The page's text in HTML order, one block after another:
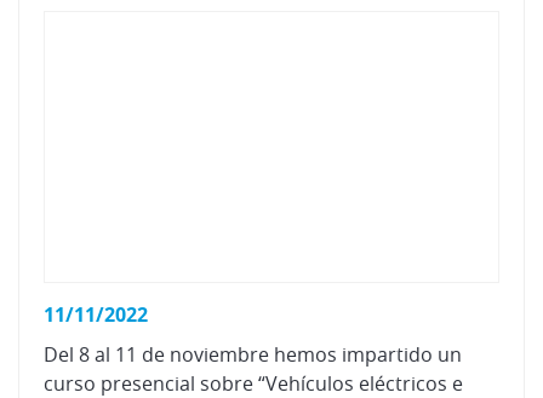
11/11/2022
Del 8 al 11 de noviembre hemos impartido un
curso presencial sobre “Vehículos eléctricos e